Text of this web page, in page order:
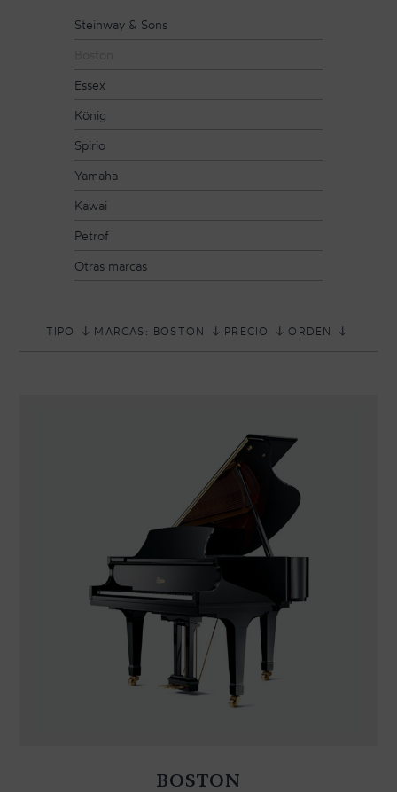
Steinway & Sons
Essex
König
Spirio
Yamaha
Kawai
Petrof
Otras marcas
TIPO MARCAS: BOSTON PRECIO ORDEN
BOSTON